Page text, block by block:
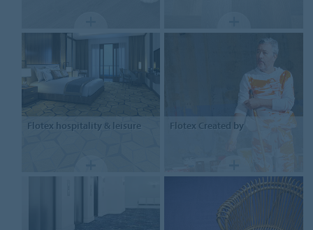
Flotex hospitality & leisure Flotex Created by